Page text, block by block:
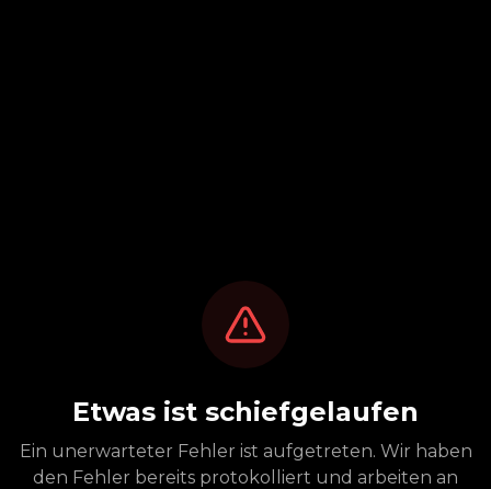
Etwas ist schiefgelaufen
Ein unerwarteter Fehler ist aufgetreten. Wir haben
den Fehler bereits protokolliert und arbeiten an